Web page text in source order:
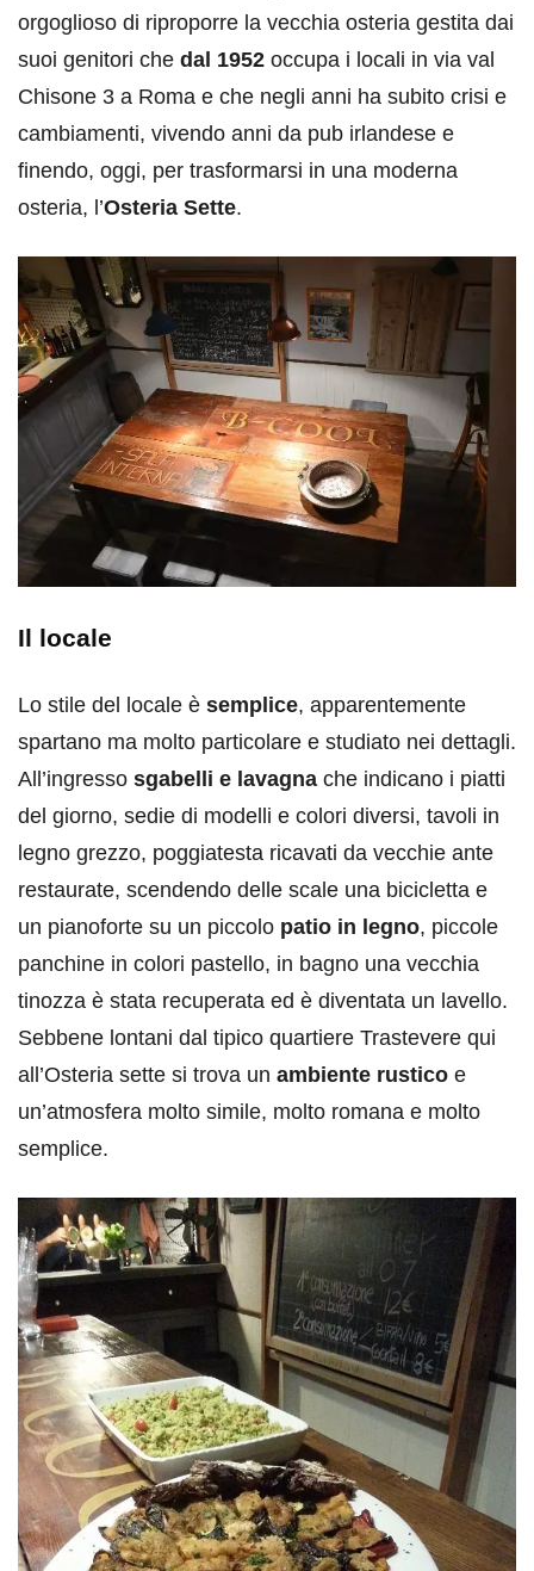
orgoglioso di riproporre la vecchia osteria gestita dai
suoi genitori che dal 1952 occupa i locali in via val
Chisone 3 a Roma e che negli anni ha subito crisi e
cambiamenti, vivendo anni da pub irlandese e
finendo, oggi, per trasformarsi in una moderna
osteria, l’Osteria Sette.
Il locale
Lo stile del locale è semplice, apparentemente
spartano ma molto particolare e studiato nei dettagli.
All’ingresso sgabelli e lavagna che indicano i piatti
del giorno, sedie di modelli e colori diversi, tavoli in
legno grezzo, poggiatesta ricavati da vecchie ante
restaurate, scendendo delle scale una bicicletta e
un pianoforte su un piccolo patio in legno, piccole
panchine in colori pastello, in bagno una vecchia
tinozza è stata recuperata ed è diventata un lavello.
Sebbene lontani dal tipico quartiere Trastevere qui
all’Osteria sette si trova un ambiente rustico e
un’atmosfera molto simile, molto romana e molto
semplice.